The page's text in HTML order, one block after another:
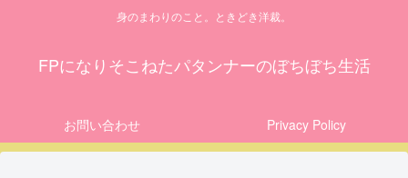
身のまわりのこと。ときどき洋裁。
FPになりそこねたパタンナーのぼちぼち生活
お問い合わせ Privacy Policy